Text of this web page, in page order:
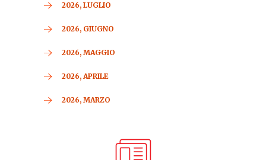
2026, LUGLIO
2026, GIUGNO
2026, MAGGIO
2026, APRILE
2026, MARZO